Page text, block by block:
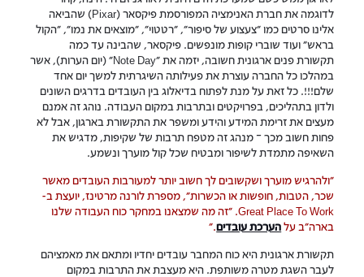
לדוגמה את חברת האנימציה המפורסמת פיקסאר (Pixar) שהביאה
אלינו סרטים כמו "צעצוע של סיפור", "רטטוי", "מוצאים את נמו", "הקול
בראש" ועוד שוברי קופות מונפשים. פיקסאר, שהבינה עד כמה
תקשורת פנים ארגונית חשובה, יזמה את "Note Day" (יום הערות), אשר
במהלכו כל החברה עוצרת את פעילותה השיגרתית למשך יום אחד
שלם!!!. כל זאת על מנת לפתוח בדיאלוג בין העובדים בדרגים השונים
ולדון בתהליכים, בפרויקטים ובתרבות במקום העבודה. נוהג זה אמנם
מעצים את זרימת המידע והידע ומשפר את התקשורת בארגון, אבל לא
פחות חשוב מכך – מנהג זה מטפח תרבות של שקיפות, מדגיש את
השאיפה מתמדת לשיפור ומבטיח שכל קול מוערך ונשמע.
"ולהרגיש מוערך ושקשובים לך חשוב יותר למעורבות העובדים מאשר
שכר, הטבות, חופשות או הכשרות", מספרת לורנה מרטינז, יועצת ב-
Great Place To Work. "זה מה שמצאנו במחקר כוח העבודה שלנו
בארה"ב עלהערכת עובדים."
תקשורת ארגונית היא כוח המחבר עובדים יחדיו ומתאם את מאמציהם
לעבר השגת מטרה משותפת. היא מעצבת את התרבות במקום